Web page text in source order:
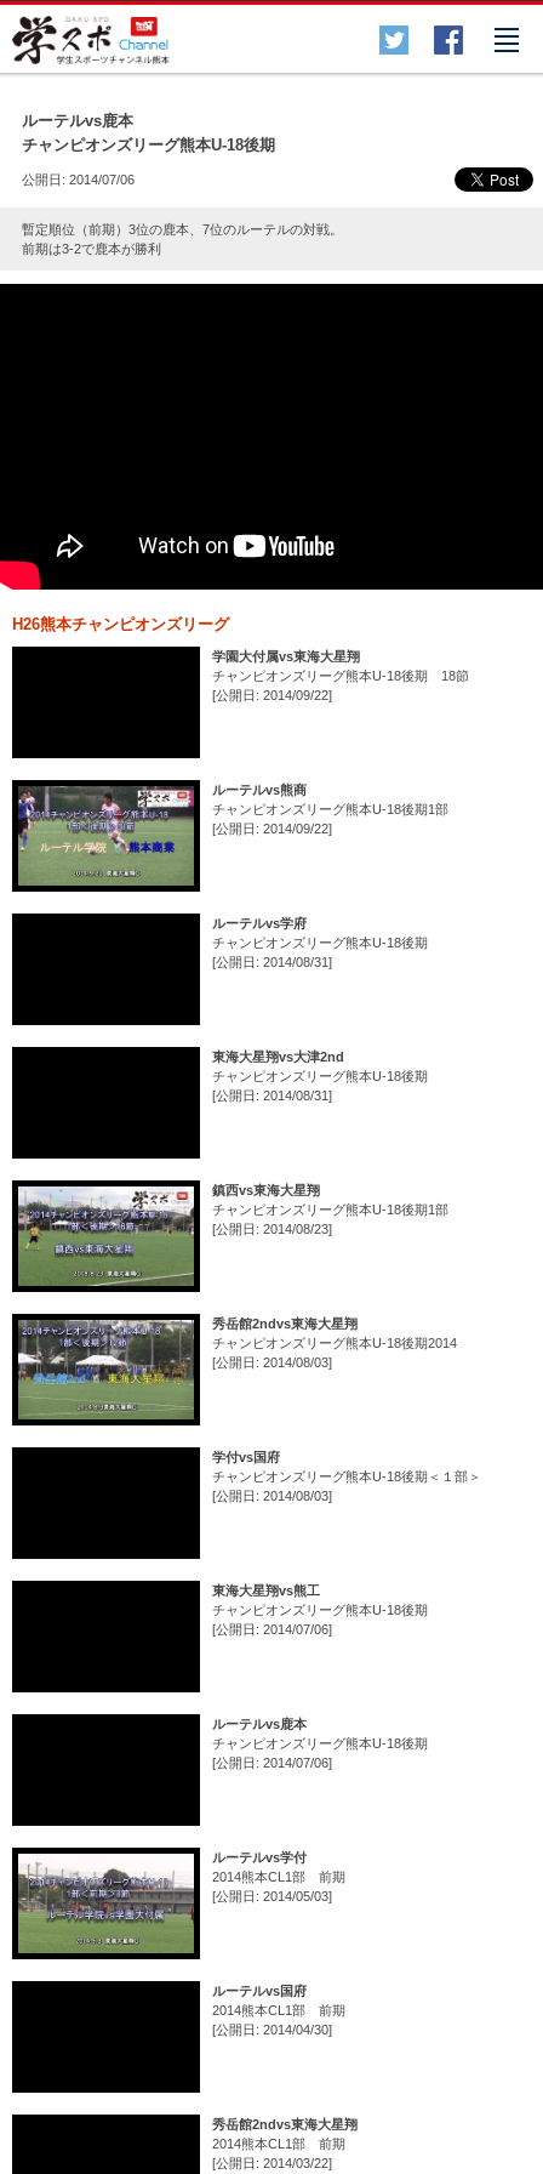
各種スポーツ
ルーテルvs鹿本
チャンピオンズリーグ熊本U-18後期
公開日: 2014/07/06
暫定順位（前期）3位の鹿本、7位のルーテルの対戦。
前期は3-2で鹿本が勝利
H26熊本チャンピオンズリーグ
学園大付属vs東海大星翔
チャンピオンズリーグ熊本U-18後期 18節
[公開日: 2014/09/22]
ルーテルvs熊商
チャンピオンズリーグ熊本U-18後期1部
[公開日: 2014/09/22]
ルーテルvs学府
チャンピオンズリーグ熊本U-18後期
[公開日: 2014/08/31]
東海大星翔vs大津2nd
チャンピオンズリーグ熊本U-18後期
[公開日: 2014/08/31]
鎮西vs東海大星翔
チャンピオンズリーグ熊本U-18後期1部
[公開日: 2014/08/23]
秀岳館2ndvs東海大星翔
チャンピオンズリーグ熊本U-18後期2014
[公開日: 2014/08/03]
学付vs国府
チャンピオンズリーグ熊本U-18後期＜１部＞
[公開日: 2014/08/03]
東海大星翔vs熊工
チャンピオンズリーグ熊本U-18後期
[公開日: 2014/07/06]
ルーテルvs鹿本
チャンピオンズリーグ熊本U-18後期
[公開日: 2014/07/06]
ルーテルvs学付
2014熊本CL1部 前期
[公開日: 2014/05/03]
ルーテルvs国府
2014熊本CL1部 前期
[公開日: 2014/04/30]
秀岳館2ndvs東海大星翔
2014熊本CL1部 前期
[公開日: 2014/03/22]